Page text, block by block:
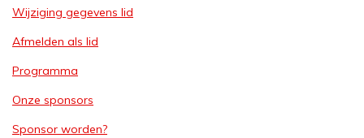
Wijziging gegevens lid
Afmelden als lid
Programma
Onze sponsors
Sponsor worden?